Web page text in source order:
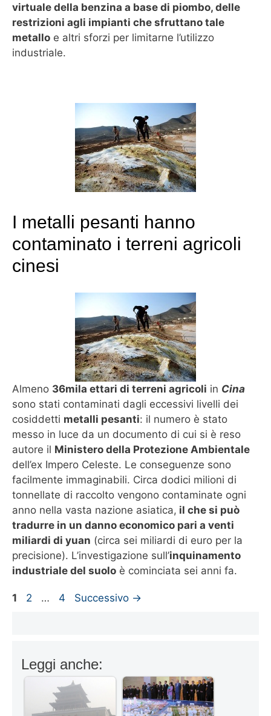
virtuale della benzina a base di piombo, delle
restrizioni agli impianti che sfruttano tale
metallo e altri sforzi per limitarne l’utilizzo
industriale.
I metalli pesanti hanno
contaminato i terreni agricoli
cinesi
Almeno 36mila ettari di terreni agricoli in Cina
sono stati contaminati dagli eccessivi livelli dei
cosiddetti metalli pesanti: il numero è stato
messo in luce da un documento di cui si è reso
autore il Ministero della Protezione Ambientale
dell’ex Impero Celeste. Le conseguenze sono
facilmente immaginabili. Circa dodici milioni di
tonnellate di raccolto vengono contaminate ogni
anno nella vasta nazione asiatica, il che si può
tradurre in un danno economico pari a venti
miliardi di yuan (circa sei miliardi di euro per la
precisione). L’investigazione sull’inquinamento
industriale del suolo è cominciata sei anni fa.
Pagina
1 Pagina
2 … Pagina
4 Successivo →
Leggi anche: